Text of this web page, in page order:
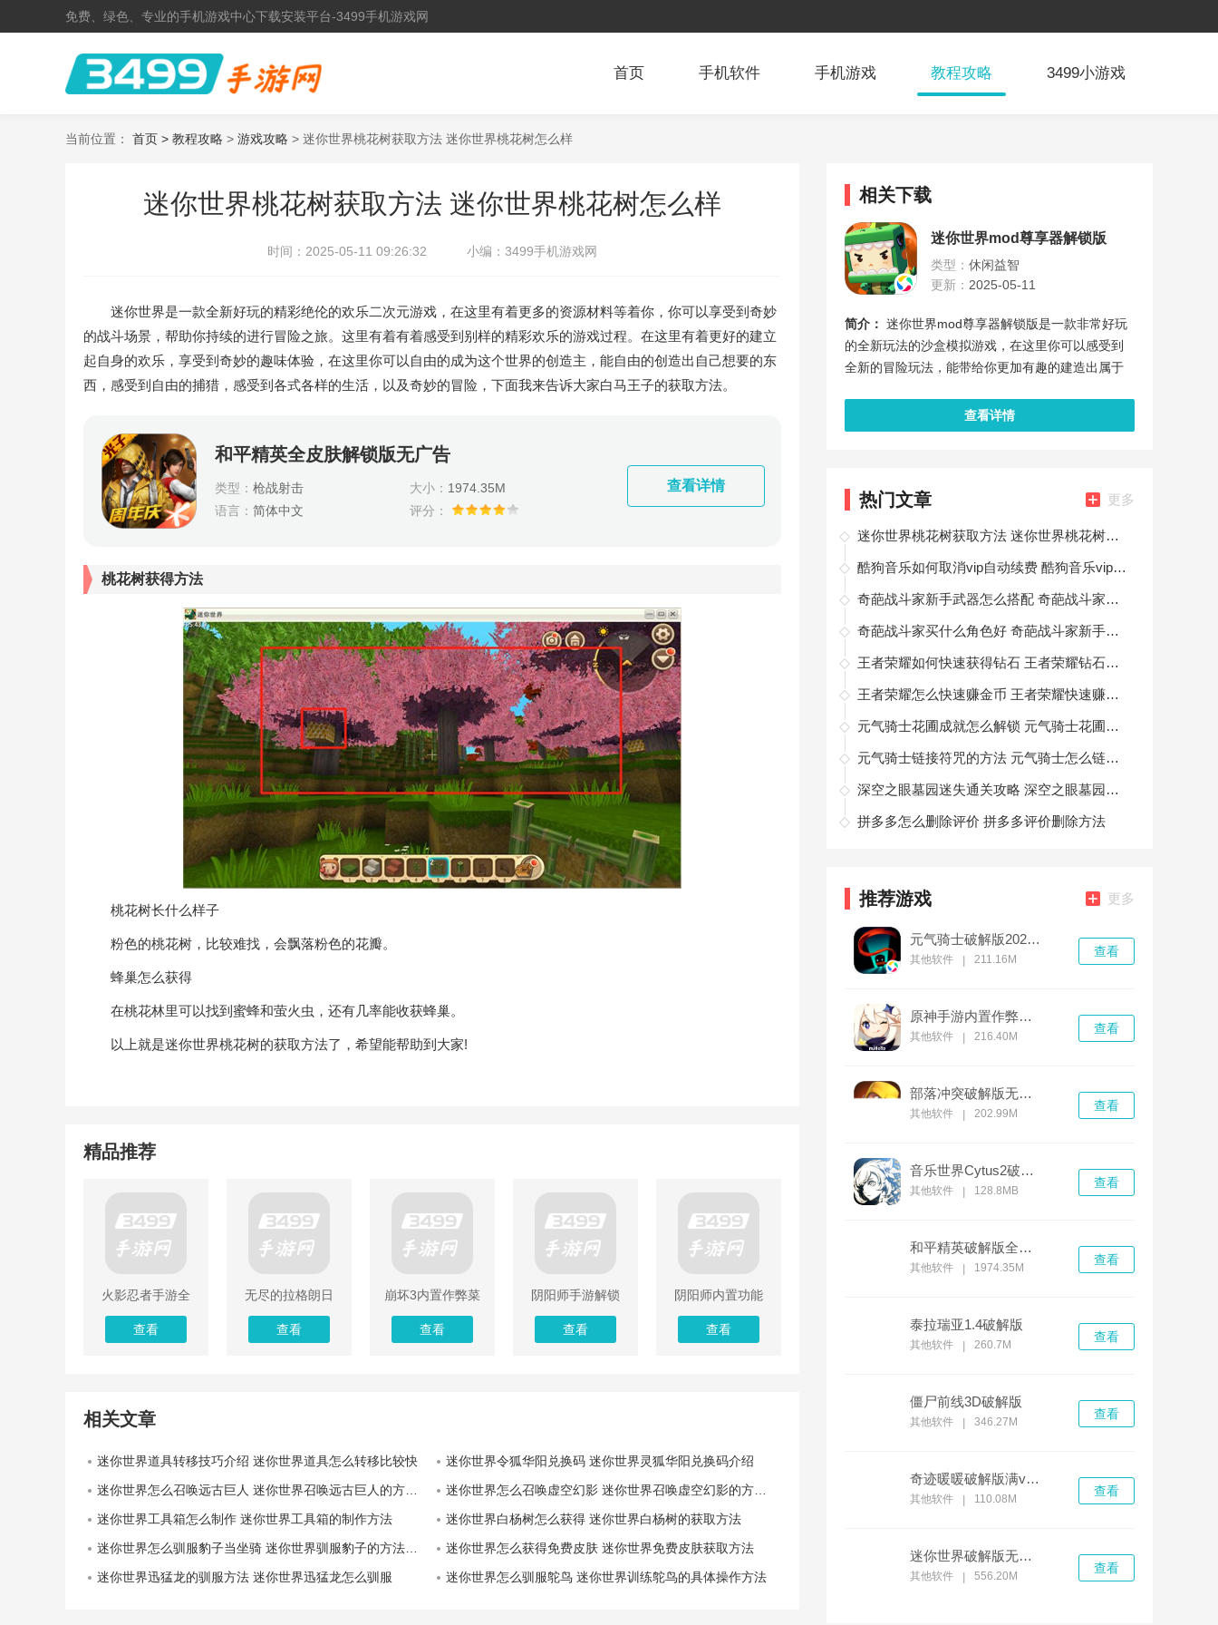
免费、绿色、专业的手机游戏中心下载安装平台-3499手机游戏网
首页 手机软件 手机游戏 教程攻略 3499小游戏
当前位置： 首页 > 教程攻略 > 游戏攻略 > 迷你世界桃花树获取方法 迷你世界桃花树怎么样
迷你世界桃花树获取方法 迷你世界桃花树怎么样
时间： 2025-05-11 09:26:32 小编： 3499手机游戏网
迷你世界是一款全新好玩的精彩绝伦的欢乐二次元游戏，在这里有着更多的资源材料等着你，你可以享受到奇妙
的战斗场景，帮助你持续的进行冒险之旅。这里有着有着感受到别样的精彩欢乐的游戏过程。在这里有着更好的建立
起自身的欢乐，享受到奇妙的趣味体验，在这里你可以自由的成为这个世界的创造主，能自由的创造出自己想要的东
西，感受到自由的捕猎，感受到各式各样的生活，以及奇妙的冒险，下面我来告诉大家白马王子的获取方法。
和平精英全皮肤解锁版无广告
类型： 枪战射击 大小： 1974.35M
语言： 简体中文 评分：
查看详情
桃花树获得方法
桃花树长什么样子
粉色的桃花树，比较难找，会飘落粉色的花瓣。
蜂巢怎么获得
在桃花林里可以找到蜜蜂和萤火虫，还有几率能收获蜂巢。
以上就是迷你世界桃花树的获取方法了，希望能帮助到大家!
精品推荐
火影忍者手游全
忍者解锁版
查看
无尽的拉格朗日
解锁版内购免费
查看
崩坏3内置作弊菜
单下载2022
查看
阴阳师手游解锁
版无限内购
查看
阴阳师内置功能
菜单最新版
查看
相关文章
迷你世界道具转移技巧介绍 迷你世界道具怎么转移比较快
迷你世界令狐华阳兑换码 迷你世界灵狐华阳兑换码介绍
迷你世界怎么召唤远古巨人 迷你世界召唤远古巨人的方法步骤
迷你世界怎么召唤虚空幻影 迷你世界召唤虚空幻影的方法步骤
迷你世界工具箱怎么制作 迷你世界工具箱的制作方法
迷你世界白杨树怎么获得 迷你世界白杨树的获取方法
迷你世界怎么驯服豹子当坐骑 迷你世界驯服豹子的方法教程
迷你世界怎么获得免费皮肤 迷你世界免费皮肤获取方法
迷你世界迅猛龙的驯服方法 迷你世界迅猛龙怎么驯服
迷你世界怎么驯服鸵鸟 迷你世界训练鸵鸟的具体操作方法
相关下载
迷你世界mod尊享器解锁版
类型： 休闲益智
更新： 2025-05-11
简介： 迷你世界mod尊享器解锁版是一款非常好玩
的全新玩法的沙盒模拟游戏，在这里你可以感受到
全新的冒险玩法，能带给你更加有趣的建造出属于
查看详情
热门文章 更多
迷你世界桃花树获取方法 迷你世界桃花树怎么样
酷狗音乐如何取消vip自动续费 酷狗音乐vip自动续费取消方法介绍
奇葩战斗家新手武器怎么搭配 奇葩战斗家新手武器的搭配方法
奇葩战斗家买什么角色好 奇葩战斗家新手买什么好
王者荣耀如何快速获得钻石 王者荣耀钻石获得方法
王者荣耀怎么快速赚金币 王者荣耀快速赚金币方法教程
元气骑士花圃成就怎么解锁 元气骑士花圃成就解锁一览
元气骑士链接符咒的方法 元气骑士怎么链接符咒
深空之眼墓园迷失通关攻略 深空之眼墓园迷失石头怎么打
拼多多怎么删除评价 拼多多评价删除方法
推荐游戏 更多
元气骑士破解版2022最新v3.4.0版
其他软件 211.16M
查看
原神手游内置作弊菜单破解版无限钻石
其他软件 216.40M
查看
部落冲突破解版无限金币无限钻石无限兵力下载
其他软件 202.99M
查看
音乐世界Cytus2破解版
其他软件 128.8MB
查看
和平精英破解版全无限免费下载
其他软件 1974.35M
查看
泰拉瑞亚1.4破解版
其他软件 260.7M
查看
僵尸前线3D破解版
其他软件 346.27M
查看
奇迹暖暖破解版满v无限钻石
其他软件 110.08M
查看
迷你世界破解版无限迷你币和迷你豆
其他软件 556.20M
查看